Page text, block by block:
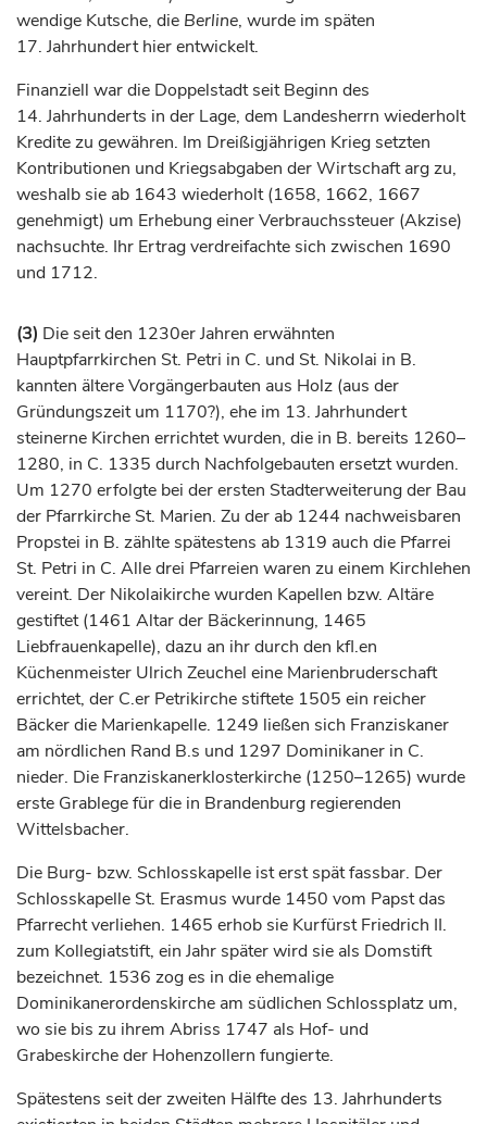
wendige Kutsche, die Berline, wurde im späten
17. Jahrhunderthier entwickelt.
Finanziell war die Doppelstadt seit Beginn des
14. Jahrhunderts in der Lage, dem Landesherrn wiederholt
Kredite zu gewähren. Im Dreißigjährigen Krieg setzten
Kontributionen und Kriegsabgaben der Wirtschaft arg zu,
weshalb sie ab 1643 wiederholt (1658, 1662, 1667
genehmigt) um Erhebung einer Verbrauchssteuer (Akzise)
nachsuchte. Ihr Ertrag verdreifachte sich zwischen 1690
und 1712.
(3) Die seit den 1230er Jahren erwähnten
Hauptpfarrkirchen St. Petri in C. und St. Nikolai in B.
kannten ältere Vorgängerbauten aus Holz (aus der
Gründungszeit um 1170?), ehe im 13. Jahrhundert
steinerne Kirchen errichtet wurden, die in B. bereits 1260–
1280, in C. 1335 durch Nachfolgebauten ersetzt wurden.
Um 1270 erfolgte bei der ersten Stadterweiterung der Bau
der Pfarrkirche St. Marien. Zu der ab 1244 nachweisbaren
Propstei in B. zählte spätestens ab 1319 auch die Pfarrei
St. Petri in C. Alle drei Pfarreien waren zu einem Kirchlehen
vereint. Der Nikolaikirche wurden Kapellen bzw. Altäre
gestiftet (1461 Altar der Bäckerinnung, 1465
Liebfrauenkapelle), dazu an ihr durch den kfl.en
Küchenmeister Ulrich Zeuchel eine Marienbruderschaft
errichtet, der C.er Petrikirche stiftete 1505 ein reicher
Bäcker die Marienkapelle. 1249 ließen sich Franziskaner
am nördlichen Rand B.s und 1297 Dominikaner in C.
nieder. Die Franziskanerklosterkirche (1250–1265) wurde
erste Grablege für die in Brandenburg regierenden
Wittelsbacher.
Die Burg- bzw. Schlosskapelle ist erst spät fassbar. Der
Schlosskapelle St. Erasmus wurde 1450 vom Papst das
Pfarrecht verliehen. 1465 erhob sie KurfürstFriedrich II.
zum Kollegiatstift, ein Jahr später wird sie als Domstift
bezeichnet. 1536 zog es in die ehemalige
Dominikanerordenskirche am südlichen Schlossplatz um,
wo sie bis zu ihrem Abriss 1747 als Hof- und
Grabeskirche der Hohenzollern fungierte.
Spätestens seit der zweiten Hälfte des 13. Jahrhunderts